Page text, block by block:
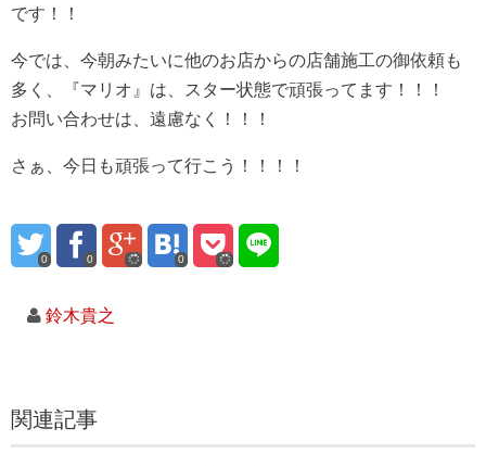
です！！
今では、今朝みたいに他のお店からの店舗施工の御依頼も
多く、『マリオ』は、スター状態で頑張ってます！！！
お問い合わせは、遠慮なく！！！
さぁ、今日も頑張って行こう！！！！
0 0 0
鈴木貴之
関連記事